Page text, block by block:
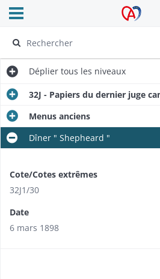
Archives Alsace -
Ouvrir le menu déroulant
Déplier tous les niveaux
32J - Papiers du dernier juge
Menus anciens
Dîner " Shepheard "
Cote/Cotes extrêmes
32J1/30
Date
6 mars 1898